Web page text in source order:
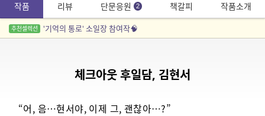
작품 리뷰 단문응원 2 책갈피 작품소개
추천셀렉션 '기억의 통로' 소일장 참여작🧠
체크아웃 후일담, 김현서
“어, 음…현서야, 이제 그, 괜찮아…?”